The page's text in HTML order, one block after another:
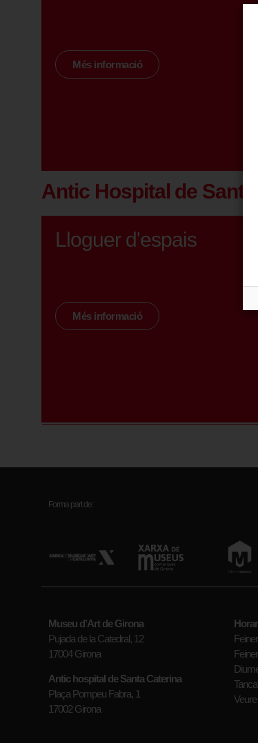
Més informació
Antic Hospital de Santa
Lloguer d'espais
Més informació
Forma part de:
Museu d’Art de Girona
Pujada de la Catedral, 12
17004 Girona
Antic hospital de Santa Caterina
Plaça Pompeu Fabra, 1
17002 Girona